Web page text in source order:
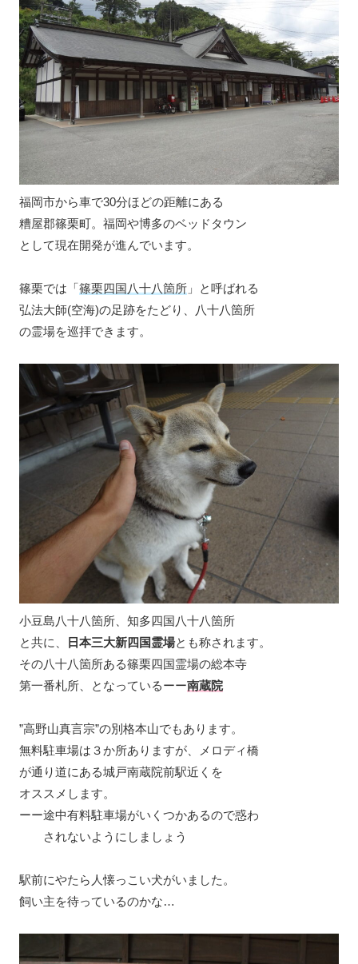
福岡市から車で30分ほどの距離にある
糟屋郡篠栗町。福岡や博多のベッドタウン
として現在開発が進んでいます。
篠栗では「篠栗四国八十八箇所 」と呼ばれる
弘法大師(空海)の足跡をたどり、八十八箇所
の霊場を巡拝できます。
小豆島八十八箇所、知多四国八十八箇所
と共に、
日本三大新四国霊場とも称されます。
その八十八箇所ある篠栗四国霊場の総本寺
第一番札所、となっているーー南蔵院
”高野山真言宗”の別格本山でもあります。
無料駐車場は３か所ありますが、メロディ橋
が通り道にある城戸南蔵院前駅近くを
オススメします。
ーー途中有料駐車場がいくつかあるので惑わ
されないようにしましょう
駅前にやたら人懐っこい犬がいました。
飼い主を待っているのかな…